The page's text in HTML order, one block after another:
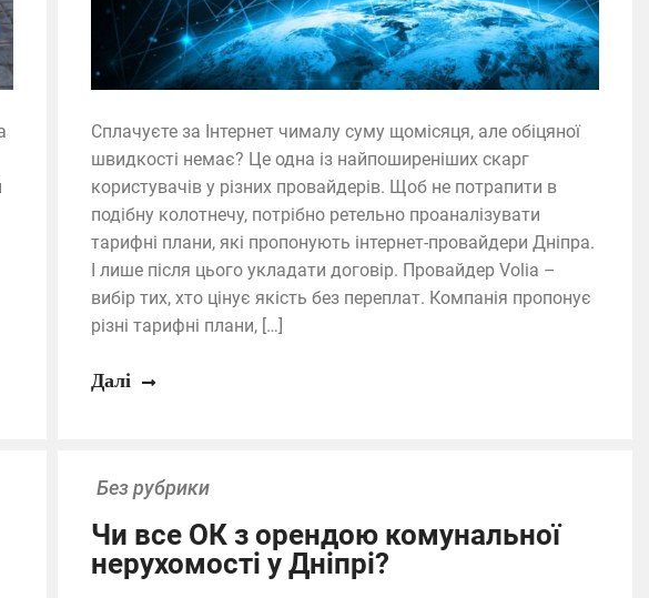
Сплачуєте за Інтернет чималу суму щомісяця, але обіцяної
швидкості немає? Це одна із найпоширеніших скарг
користувачів у різних провайдерів. Щоб не потрапити в
подібну колотнечу, потрібно ретельно проаналізувати
тарифні плани, які пропонують інтернет-провайдери Дніпра.
І лише після цього укладати договір. Провайдер Volia –
вибір тих, хто цінує якість без переплат. Компанія пропонує
різні тарифні плани, […]
Далі
Без рубрики
Чи все ОК з орендою комунальної
нерухомості у Дніпрі?